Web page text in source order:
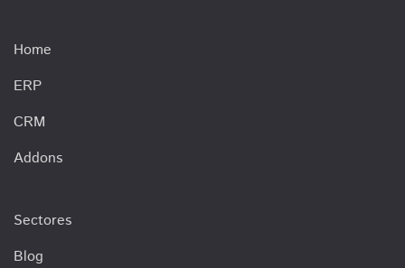
Home
ERP
CRM
Addons
Sectores
Blog